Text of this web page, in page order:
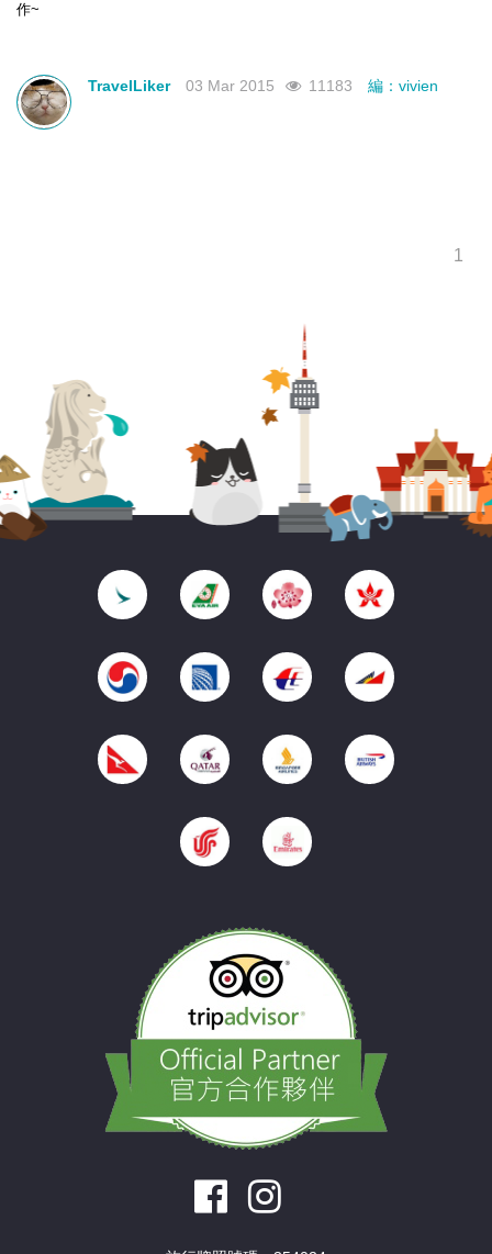
作~
TravelLiker 03 Mar 2015 11183 編：vivien
1